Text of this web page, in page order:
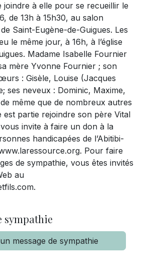
joindre à elle pour se recueillir le
de 13h à 15h30, au salon
Saint-Eugène-de-Guigues. Les
le même jour, à 16h, à l’église
Madame Isabelle Fournier
mère Yvonne Fournier ; son
: Gisèle, Louise (Jacques
ses neveux : Dominic, Maxime,
même que de nombreux autres
est partie rejoindre son père Vital
invite à faire un don à la
handicapées de l’Abitibi-
Pour faire
de sympathie, vous êtes invités
au
sympathie
message de sympathie